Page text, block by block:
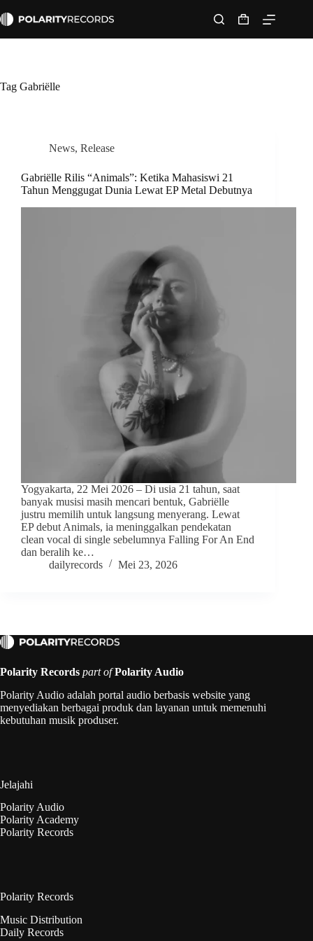
to
Shopping
cart
Tag Gabriëlle
News, Release
Gabriëlle Rilis “Animals”: Ketika Mahasiswi 21
Tahun Menggugat Dunia Lewat EP Metal Debutnya
Yogyakarta, 22 Mei 2026 – Di usia 21 tahun, saat
banyak musisi masih mencari bentuk, Gabriëlle
justru memilih untuk langsung menyerang. Lewat
EP debut Animals, ia meninggalkan pendekatan
clean vocal di single sebelumnya Falling For An End
dan beralih ke…
dailyrecords
Mei 23, 2026
Polarity Records part of Polarity Audio
Polarity Audio adalah portal audio berbasis website yang
menyediakan berbagai produk dan layanan untuk memenuhi
kebutuhan musik produser.
Jelajahi
Polarity Audio
Polarity Academy
Polarity Records
Polarity Records
Music Distribution
Daily Records